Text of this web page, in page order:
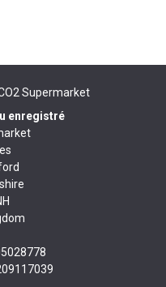
Supermarket
enregistré